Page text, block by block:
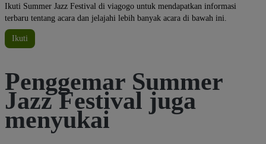
Ikuti Summer Jazz Festival di viagogo untuk mendapatkan informasi
terbaru tentang acara dan jelajahi lebih banyak acara di bawah ini.
Ikuti
Penggemar Summer
Jazz Festival juga
menyukai